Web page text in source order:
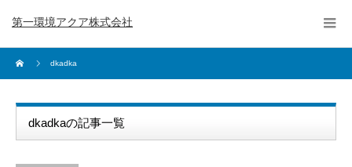
第一環境アクア株式会社
dkadka
dkadkaの記事一覧